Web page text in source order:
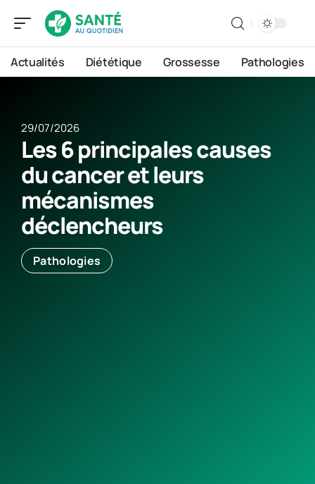
Actualités Diététique Grossesse Pathologies
29/07/2026
Les 6 principales causes
du cancer et leurs
mécanismes
déclencheurs
Pathologies